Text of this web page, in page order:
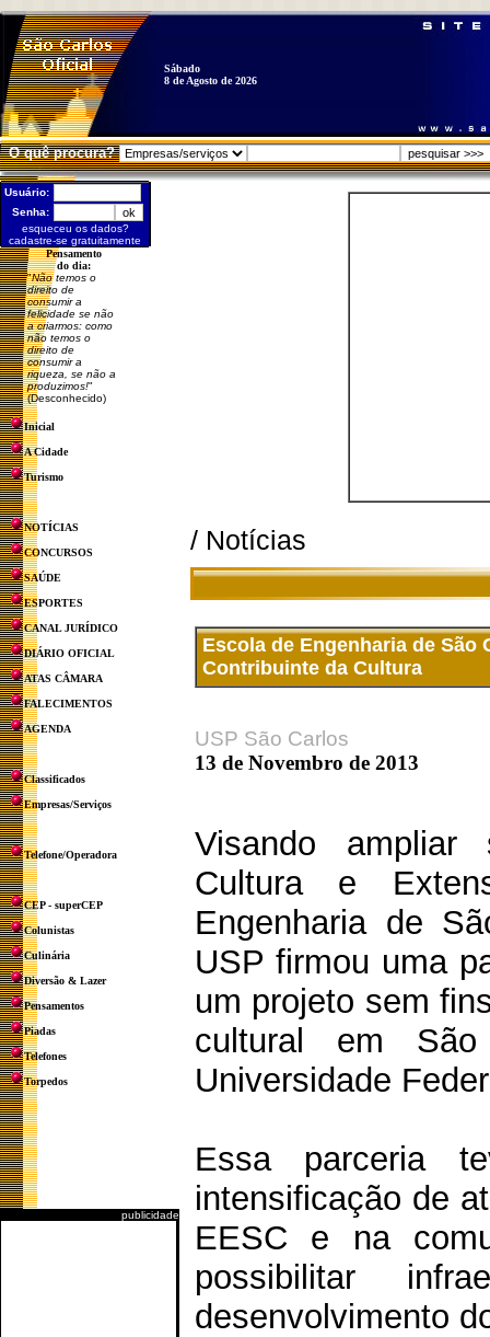
Sábado
8 de Agosto de 2026
O quê procura?
Usuário:
Senha:
esqueceu os dados?
cadastre-se gratuitamente
Pensamento
do dia:
"Não temos o
direito de
consumir a
felicidade se não
a criarmos: como
não temos o
direito de
consumir a
riqueza, se não a
produzimos!"
(Desconhecido)
Inicial
A Cidade
Turismo
NOTÍCIAS
CONCURSOS
SAÚDE
ESPORTES
CANAL JURÍDICO
DIÁRIO OFICIAL
ATAS CÂMARA
FALECIMENTOS
AGENDA
Classificados
Empresas/Serviços
Telefone/Operadora
CEP - superCEP
Colunistas
Culinária
Diversão & Lazer
Pensamentos
Piadas
Telefones
Torpedos
publicidade
/ Notícias
Escola de Engenharia de São
Contribuinte da Cultura
USP São Carlos
13 de Novembro de 2013
Visando ampliar
Cultura e
Engenharia de
USP firmou uma
um projeto sem
cultural em
Universidade
Essa parceria
intensificação de
EESC e na
possibilitar
desenvolvimento